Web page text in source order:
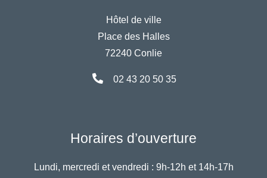
Hôtel de ville
Place des Halles
72240 Conlie
02 43 20 50 35
Horaires d’ouverture
Lundi, mercredi et vendredi : 9h-12h et 14h-17h